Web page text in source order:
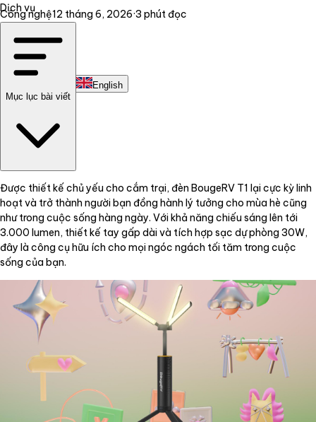
Dịch vụ
Liên hệ
English
Công nghệ12 tháng 6, 2026·3 phút đọc
Mục lục bài viết
Được thiết kế chủ yếu cho cắm trại, đèn BougeRV T1 lại cực kỳ linh
hoạt và trở thành người bạn đồng hành lý tưởng cho mùa hè cũng
như trong cuộc sống hàng ngày. Với khả năng chiếu sáng lên tới
3.000 lumen, thiết kế tay gấp dài và tích hợp sạc dự phòng 30W,
đây là công cụ hữu ích cho mọi ngóc ngách tối tăm trong cuộc
sống của bạn.